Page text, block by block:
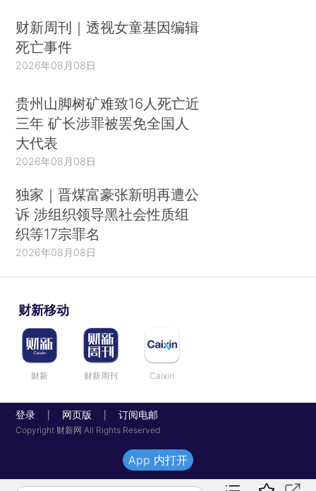
财新周刊｜透视女童基因编辑
死亡事件
2026年08月08日
贵州山脚树矿难致16人死亡近
三年 矿长涉罪被罢免全国人
大代表
2026年08月08日
独家｜晋煤富豪张新明再遭公
诉 涉组织领导黑社会性质组
织等17宗罪名
2026年08月08日
财新移动
财新 财新周刊 Caixin
登录 网页版 订阅电邮
Copyright 财新网 All Rights Reserved
App 内打开